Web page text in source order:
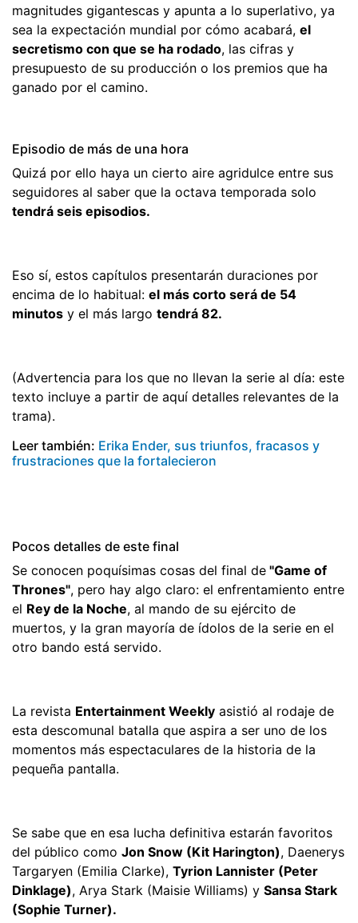
magnitudes gigantescas y apunta a lo superlativo, ya
sea la expectación mundial por cómo acabará, el
secretismo con que se ha rodado, las cifras y
presupuesto de su producción o los premios que ha
ganado por el camino.
Episodio de más de una hora
Quizá por ello haya un cierto aire agridulce entre sus
seguidores al saber que la octava temporada solo
tendrá seis episodios.
Eso sí, estos capítulos presentarán duraciones por
encima de lo habitual: el más corto será de 54
minutos y el más largo tendrá 82.
(Advertencia para los que no llevan la serie al día: este
texto incluye a partir de aquí detalles relevantes de la
trama).
Leer también: Erika Ender, sus triunfos, fracasos y
frustraciones que la fortalecieron
Pocos detalles de este final
Se conocen poquísimas cosas del final de "Game of
Thrones", pero hay algo claro: el enfrentamiento entre
el Rey de la Noche, al mando de su ejército de
muertos, y la gran mayoría de ídolos de la serie en el
otro bando está servido.
La revista Entertainment Weekly asistió al rodaje de
esta descomunal batalla que aspira a ser uno de los
momentos más espectaculares de la historia de la
pequeña pantalla.
Se sabe que en esa lucha definitiva estarán favoritos
del público como Jon Snow (Kit Harington), Daenerys
Targaryen (Emilia Clarke), Tyrion Lannister (Peter
Dinklage), Arya Stark (Maisie Williams) y Sansa Stark
(Sophie Turner).